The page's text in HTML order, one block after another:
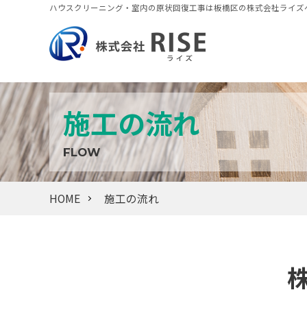
ハウスクリーニング・室内の原状回復工事は板橋区の株式会社ライズ
施工の流れ
FLOW
HOME 施工の流れ